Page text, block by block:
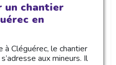
un chantier
en
Cléguérec, le chantier
aux mineurs. Il